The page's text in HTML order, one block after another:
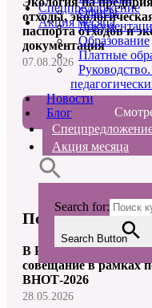
Спецпредложение
Акция месяца
Офисы
Образование
Платные
Новости
Блог
Акция месяца
Search for:
Search Button
отходы,
паспорта отходов и
документация
07.08.2026
Последние
В Роструде прошло
совещание в рамках
ВНОТ-2026
28.05.2026